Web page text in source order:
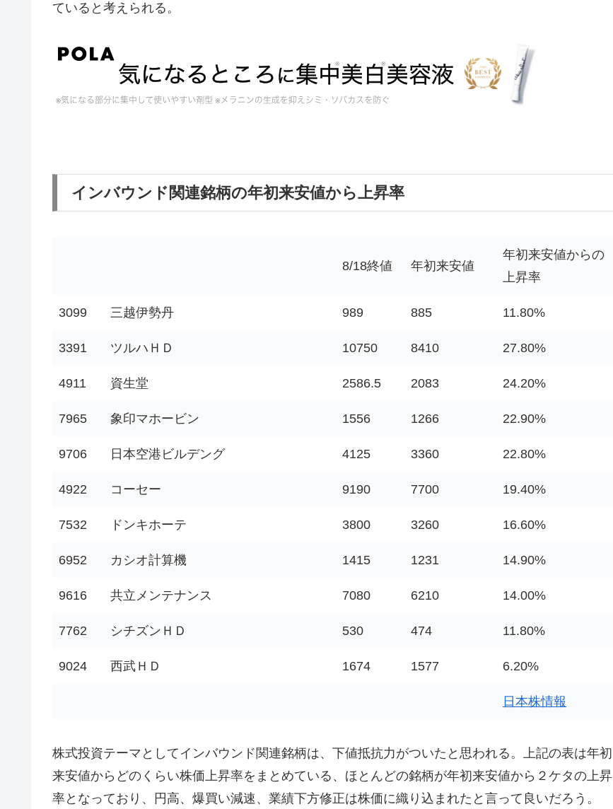
ていると考えられる。
インバウンド関連銘柄の年初来安値から上昇率
8/18終値 年初来安値
年初来安値からの
上昇率
3099 三越伊勢丹 989 885 11.80%
3391 ツルハＨＤ 10750 8410 27.80%
4911 資生堂 2586.5 2083 24.20%
7965 象印マホービン 1556 1266 22.90%
9706 日本空港ビルデング 4125 3360 22.80%
4922 コーセー 9190 7700 19.40%
7532 ドンキホーテ 3800 3260 16.60%
6952 カシオ計算機 1415 1231 14.90%
9616 共立メンテナンス 7080 6210 14.00%
7762 シチズンＨＤ 530 474 11.80%
9024 西武ＨＤ 1674 1577 6.20%
日本株情報
株式投資テーマとしてインバウンド関連銘柄は、下値抵抗力がついたと思われる。上記の表は年初
来安値からどのくらい株価上昇率をまとめている、ほとんどの銘柄が年初来安値から２ケタの上昇
率となっており、円高、爆買い減速、業績下方修正は株価に織り込まれたと言って良いだろう。